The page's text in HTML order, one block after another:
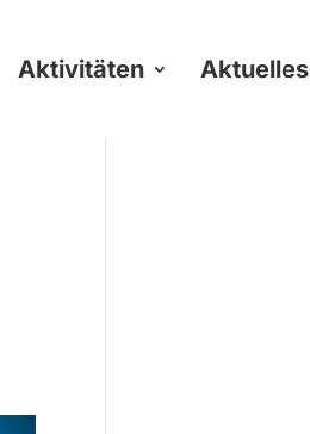
Aktivitäten Aktuelles